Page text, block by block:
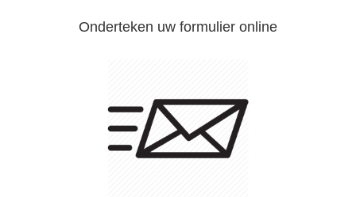
Onderteken uw formulier online